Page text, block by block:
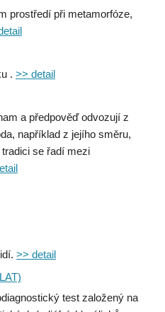
prostředí při metamorfóze,
. >> detail
a předpověď odvozují z
například z jejího směru,
se řadí mezi
>> detail
test založený na